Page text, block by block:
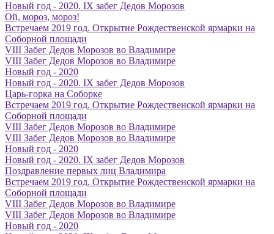
Новый год - 2020. IX забег Дедов Морозов
Ой, мороз, мороз!
Встречаем 2019 год. Открытие Рождественской ярмарки на
Соборной площади
VIII Забег Дедов Морозов во Владимире
VIII Забег Дедов Морозов во Владимире
Новый год - 2020
Новый год - 2020. IX забег Дедов Морозов
Царь-горка на Соборке
Встречаем 2019 год. Открытие Рождественской ярмарки на
Соборной площади
VIII Забег Дедов Морозов во Владимире
VIII Забег Дедов Морозов во Владимире
Новый год - 2020
Новый год - 2020. IX забег Дедов Морозов
Поздравление первых лиц Владимира
Встречаем 2019 год. Открытие Рождественской ярмарки на
Соборной площади
VIII Забег Дедов Морозов во Владимире
VIII Забег Дедов Морозов во Владимире
Новый год - 2020